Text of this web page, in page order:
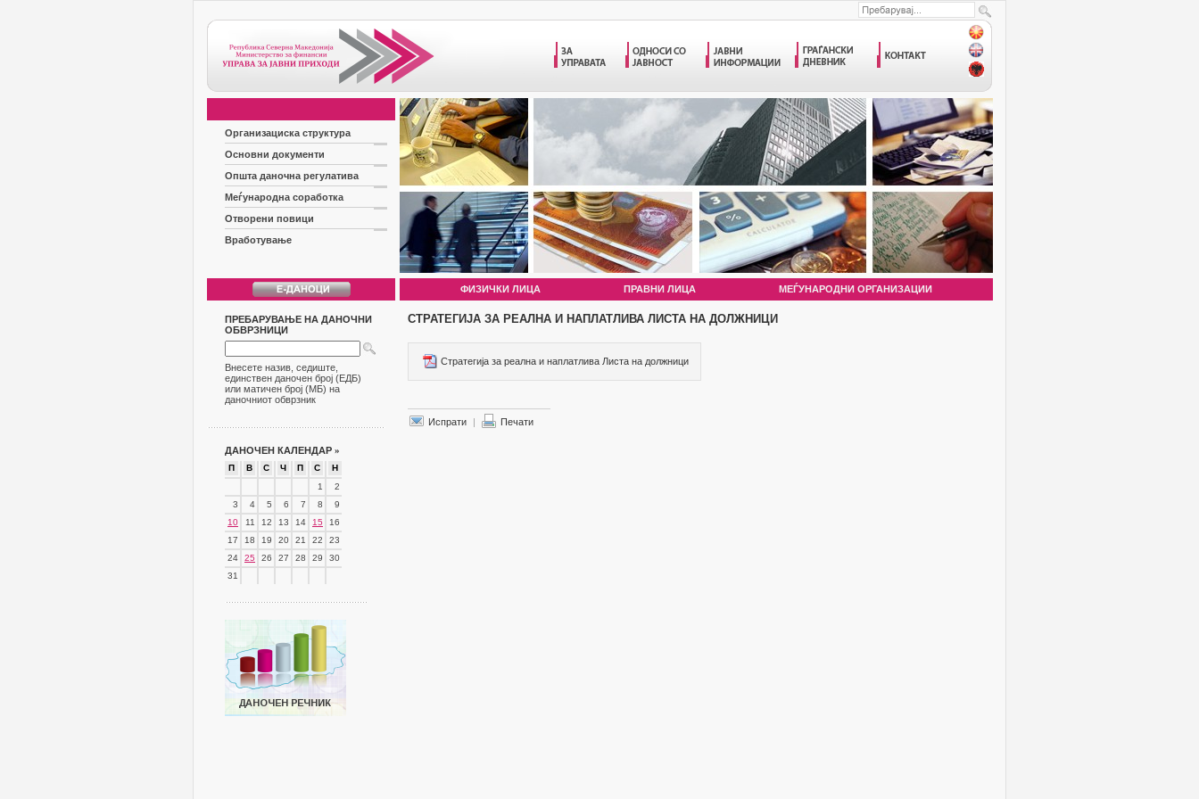
Организациска структура
Основни документи
Општа даночна регулатива
Меѓународна соработка
Отворени повици
Вработување
ФИЗИЧКИ ЛИЦА ПРАВНИ ЛИЦА МЕЃУНАРОДНИ ОРГАНИЗАЦИИ
ПРЕБАРУВАЊЕ НА ДАНОЧНИ
ОБВРЗНИЦИ
Внесете назив, седиште,
единствен даночен број (ЕДБ)
или матичен број (МБ) на
даночниот обврзник
ДАНОЧЕН КАЛЕНДАР »
П В С Ч П С
Н
1
2
3
4 5 6 7 8
9
10
11 12 13 14 15
16
17
18 19 20 21 22
23
24
25 26 27 28 29
30
31
СТРАТЕГИЈА ЗА РЕАЛНА И НАПЛАТЛИВА ЛИСТА НА ДОЛЖНИЦИ
Стратегија за реална и наплатлива Листа на должници
Испрати | Печати